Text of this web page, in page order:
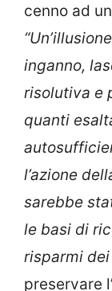
cenno ad
inganno,
risolutiva e
quanti
l’azione
sarebbe
le basi di
risparmi dei
preservare